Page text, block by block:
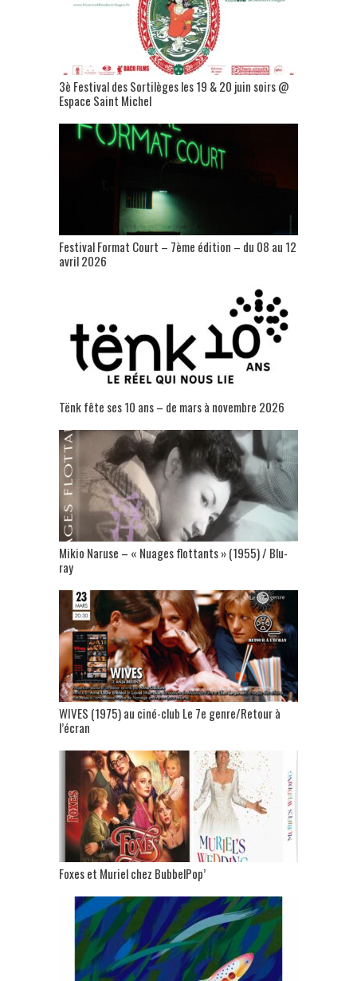
3è Festival des Sortilèges les 19 & 20 juin soirs @
Espace Saint Michel
Festival Format Court – 7ème édition – du 08 au 12
avril 2026
Tënk fête ses 10 ans – de mars à novembre 2026
Mikio Naruse – « Nuages flottants » (1955) / Blu-
ray
WIVES (1975) au ciné-club Le 7e genre/Retour à
l’écran
Foxes et Muriel chez BubbelPop’